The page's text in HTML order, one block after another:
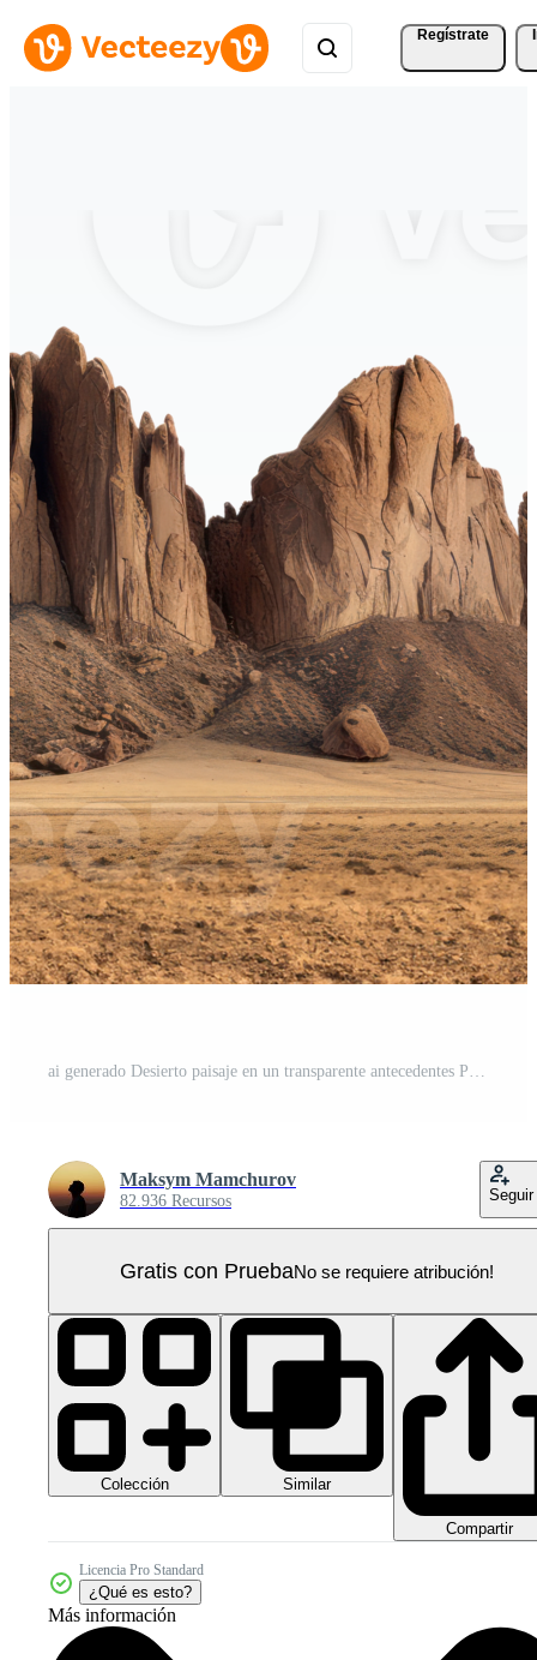
Regístrate
ai generado Desierto paisaje en un transparente antecedentes PNG Pro
Maksym Mamchurov
82.936 Recursos Seguir
Gratis con PruebaNo se requiere atribución!
Colección Similar
Compartir
Licencia Pro Standard
¿Qué es esto?
Más información